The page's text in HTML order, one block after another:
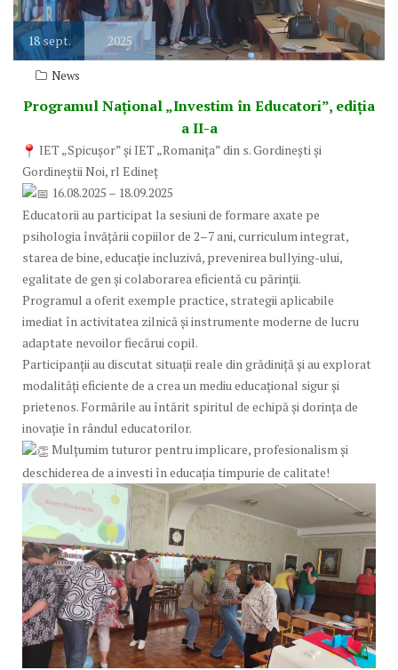
18sept. 2025
News
Programul Național „Investim în Educatori”, ediția
a II-a
IET „Spicușor” și IET „Romanița” din s. Gordinești și
Gordineștii Noi, rl Edineț
16.08.2025 – 18.09.2025
Educatorii au participat la sesiuni de formare axate pe
psihologia învățării copiilor de 2–7 ani, curriculum integrat,
starea de bine, educație incluzivă, prevenirea bullying-ului,
egalitate de gen și colaborarea eficientă cu părinții.
Programul a oferit exemple practice, strategii aplicabile
imediat în activitatea zilnică și instrumente moderne de lucru
adaptate nevoilor fiecărui copil.
Participanții au discutat situații reale din grădiniță și au explorat
modalități eficiente de a crea un mediu educațional sigur și
prietenos. Formările au întărit spiritul de echipă și dorința de
inovație în rândul educatorilor.
Mulțumim tuturor pentru implicare, profesionalism și
deschiderea de a investi în educația timpurie de calitate!